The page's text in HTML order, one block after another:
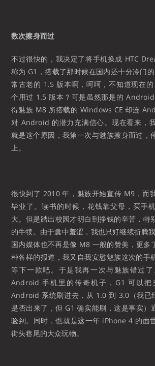
数次擦身而过
不过很快的，我决定了将手机换成 HTC
称为 G1，搭载了那时候在国内还十分冷门
常古老的 1.5 版本啊，呵呵，不知道现在
个用过 1.5 版本？可是虽然那是的
得魅族 M8 所搭载的 Windows CE 却连
对 Android 的潜力充满信心。现在看来，
就是这个原因，我第一次与魅族擦身而过，
上。
很快到了 2010 年，魅族开始宣传 M9，而
毕业了。读书的时候，花钱靠父母，买手
大。但是踏出校园才明白到挣钱的辛苦，特
的牛犊。由于囊中羞涩，我也只好继续折腾
国内媒体也不再是像 M8 一般的赞美，更多
种各样的报道，我又自我安慰魅族这次的手
等下一款吧。于是我再一次与魅族错过
Android 手机里的传奇机子，G1 可以把
Android 系统刷进去，从 1.0 到 3.0（我已
是否出来了，但 G1 确实能刷，这是事实）
验到。同时，也就是这一年 iPhone 4 的面
街头巷尾的大众玩物。